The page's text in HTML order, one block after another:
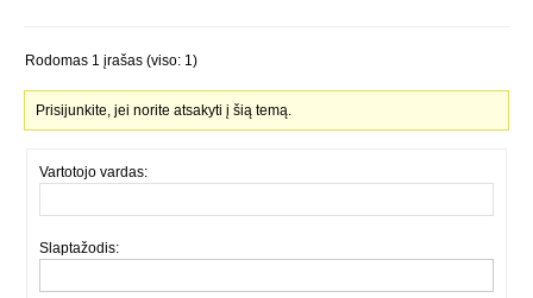
Rodomas 1 įrašas (viso: 1)
Prisijunkite, jei norite atsakyti į šią temą.
Vartotojo vardas:
Slaptažodis: